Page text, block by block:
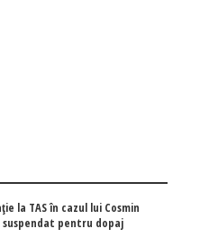
la TAS în cazul lui Cosmin
pentru dopaj